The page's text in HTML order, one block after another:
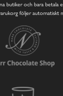
butiker och bara betala
följer automatiskt